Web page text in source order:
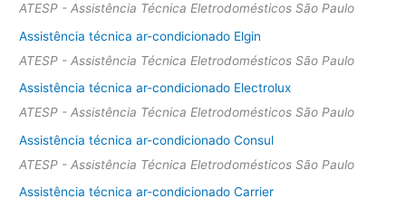
ATESP - Assistência Técnica Eletrodomésticos São Paulo
Assistência técnica ar-condicionado Elgin
ATESP - Assistência Técnica Eletrodomésticos São Paulo
Assistência técnica ar-condicionado Electrolux
ATESP - Assistência Técnica Eletrodomésticos São Paulo
Assistência técnica ar-condicionado Consul
ATESP - Assistência Técnica Eletrodomésticos São Paulo
Assistência técnica ar-condicionado Carrier